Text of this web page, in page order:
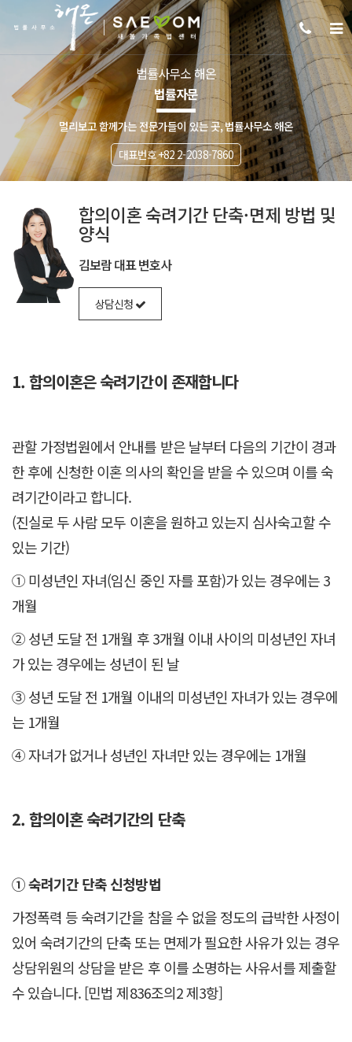
법률사무소 해온
법률자문
멀리보고 함께가는 전문가들이 있는 곳, 법률사무소 해온
대표번호 +82 2-2038-7860
합의이혼 숙려기간 단축·면제 방법 및
양식
김보람 대표 변호사
상담신청
1. 합의이혼은 숙려기간이 존재합니다
관할 가정법원에서 안내를 받은 날부터 다음의 기간이 경과
한 후에 신청한 이혼 의사의 확인을 받을 수 있으며 이를 숙
려기간이라고 합니다.
(진실로 두 사람 모두 이혼을 원하고 있는지 심사숙고할 수
있는 기간)
① 미성년인 자녀(임신 중인 자를 포함)가 있는 경우에는 3
개월
② 성년 도달 전 1개월 후 3개월 이내 사이의 미성년인 자녀
가 있는 경우에는 성년이 된 날
③ 성년 도달 전 1개월 이내의 미성년인 자녀가 있는 경우에
는 1개월
④ 자녀가 없거나 성년인 자녀만 있는 경우에는 1개월
2. 합의이혼 숙려기간의 단축
① 숙려기간 단축 신청방법
가정폭력 등 숙려기간을 참을 수 없을 정도의 급박한 사정이
있어 숙려기간의 단축 또는 면제가 필요한 사유가 있는 경우
상담위원의 상담을 받은 후 이를 소명하는 사유서를 제출할
수 있습니다. [민법 제836조의2 제3항]